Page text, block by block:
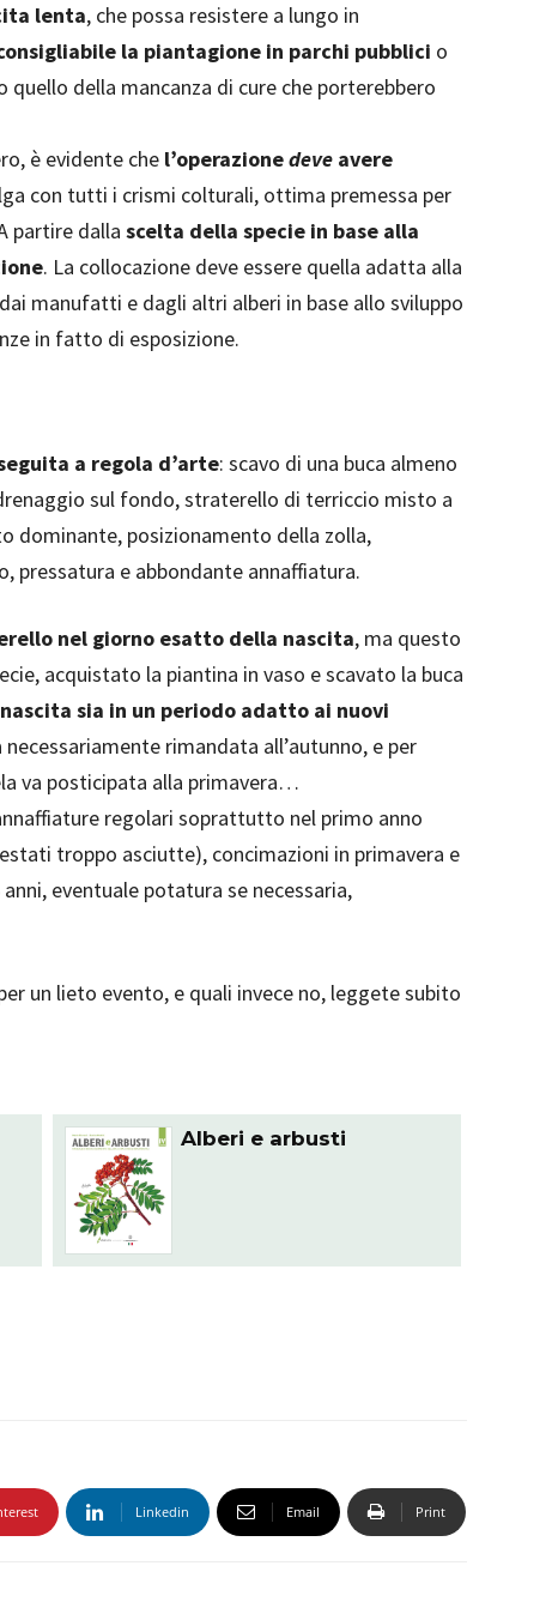
lenta, che possa resistere a lungo in
la piantagione in parchi pubblici o
della mancanza di cure che porterebbero
è evidente che l’operazionedeve avere
con tutti i crismi colturali, ottima premessa per
partire dalla scelta della specie in base alla
. La collocazione deve essere quella adatta alla
manufatti e dagli altri alberi in base allo sviluppo
in fatto di esposizione.
a regola d’arte: scavo di una buca almeno
sul fondo, straterello di terriccio misto a
dominante, posizionamento della zolla,
pressatura e abbondante annaffiatura.
nel giorno esatto della nascita, ma questo
acquistato la piantina in vaso e scavato la buca
sia in un periodo adatto ai nuovi
necessariamente rimandata all’autunno, e per
va posticipata alla primavera…
regolari soprattutto nel primo anno
troppo asciutte), concimazioni in primavera e
eventuale potatura se necessaria,
un lieto evento, e quali invece no, leggete subito
Alberi e arbusti
Linkedin Email Print